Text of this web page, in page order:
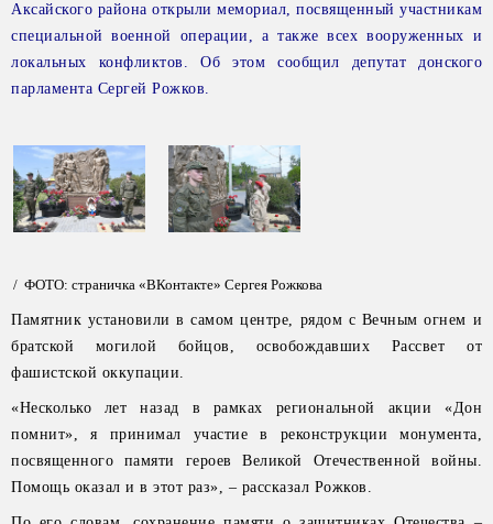
Аксайского района открыли мемориал, посвященный участникам
специальной военной операции, а также всех вооруженных и
локальных конфликтов. Об этом сообщил депутат донского
парламента Сергей Рожков.
/ ФОТО: страничка «ВКонтакте» Сергея Рожкова
Памятник установили в самом центре, рядом с Вечным огнем и
братской могилой бойцов, освобождавших Рассвет от
фашистской оккупации.
«Несколько лет назад в рамках региональной акции «Дон
помнит», я принимал участие в реконструкции монумента,
посвященного памяти героев Великой Отечественной войны.
Помощь оказал и в этот раз», – рассказал Рожков.